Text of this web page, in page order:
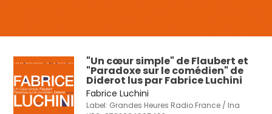
"Un cœur simple" de Flaubert et
"Paradoxe sur le comédien" de
Diderot lus par Fabrice Luchini
Fabrice Luchini
Label: Grandes Heures Radio France / Ina